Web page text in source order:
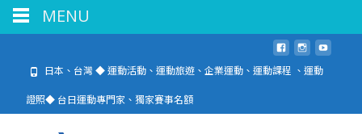
日本、台灣 ◆ 運動活動、運動旅遊、企業運動、運動課程 、運動
證照◆ 台日運動專門家、獨家賽事名額
MENU